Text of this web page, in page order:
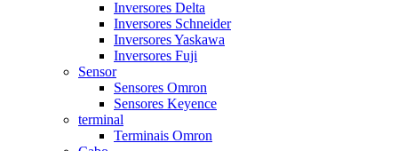
Inversores Delta
Inversores Schneider
Inversores Yaskawa
Inversores Fuji
Sensor
Sensores Omron
Sensores Keyence
terminal
Terminais Omron